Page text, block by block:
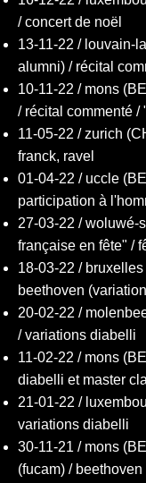
/ concert de noël
13-11-22 / louvain-
alumni) / récital
10-11-22 / mons
/ récital commenté /
11-05-22 / zurich
franck, ravel
01-04-22 / uccle
participation à
27-03-22 / woluwé-
française en fête" /
18-03-22 /
beethoven
20-02-22 /
/ variations diabelli
11-02-22 / mons
diabelli et master
21-01-22 /
variations diabelli
30-11-21 / mons
(fucam) / beethoven